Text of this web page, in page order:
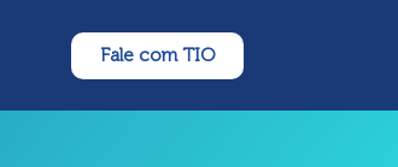
Fale com TIO